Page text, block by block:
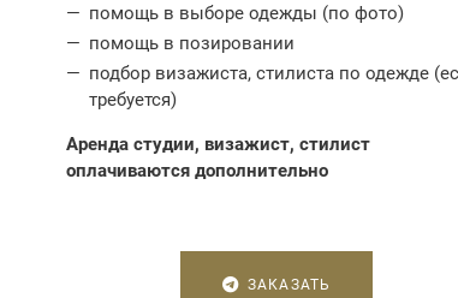
помощь в выборе одежды (по фото)
помощь в позировании
подбор визажиста, стилиста по одежде
требуется)
Аренда студии, визажист, стилист
оплачиваются дополнительно
ЗАКАЗАТЬ